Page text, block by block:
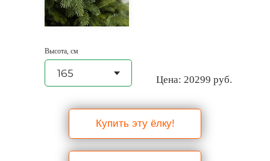
Высота, см
Цена: 20299 руб.
Купить эту ёлку!